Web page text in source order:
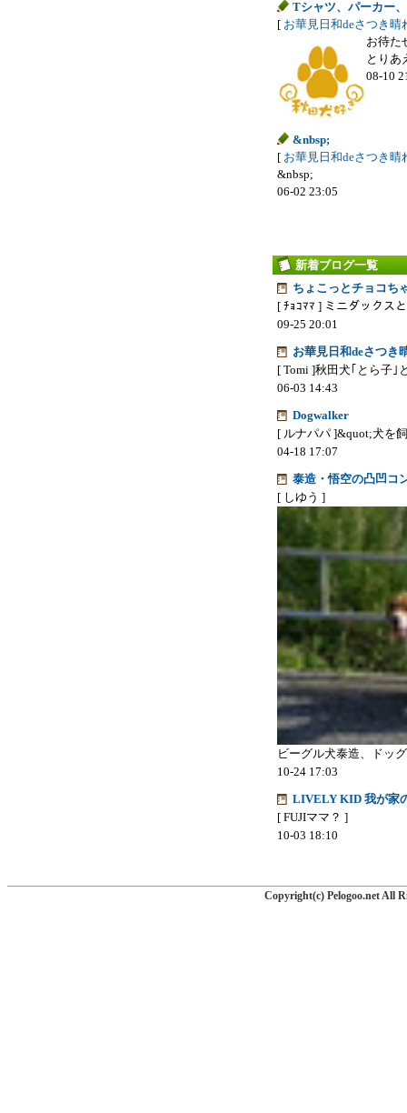
Tシャツ、パーカー
[ お華見日和deさつき晴
お待た
とりあ
08-10
&nbsp;
[ お華見日和deさつき晴
&nbsp;
06-02 23:05
新着ブログ一覧
ちょこっとチョコち
[ ﾁｮｺﾏﾏ ] ミニダックス
09-25 20:01
お華見日和deさつき
[ Tomi ]秋田犬｢とら子｣
06-03 14:43
Dogwalker
[ ルナパパ ]&quot;犬を
04-18 17:07
泰造・悟空の凸凹コ
[ しゆう ]
ビーグル犬泰造、ドッ
10-24 17:03
LIVELY KID 我が家
[ FUJIママ？ ]
10-03 18:10
Copyright(c) Pelogoo.net All